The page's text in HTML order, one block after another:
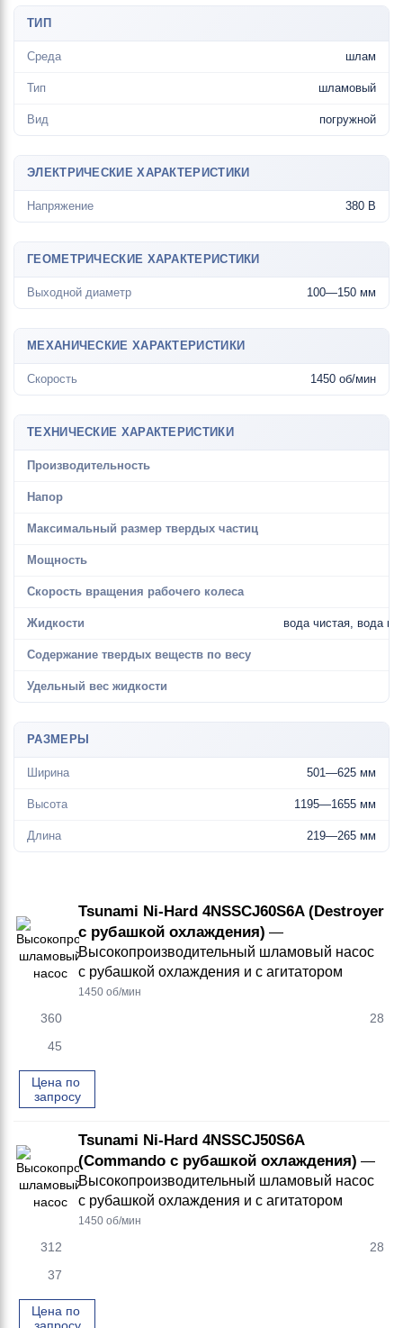
ТИП
Среда шлам
Тип шламовый
Вид погружной
ЭЛЕКТРИЧЕСКИЕ ХАРАКТЕРИСТИКИ
Напряжение 380 В
ГЕОМЕТРИЧЕСКИЕ ХАРАКТЕРИСТИКИ
Выходной диаметр 100—150 мм
МЕХАНИЧЕСКИЕ ХАРАКТЕРИСТИКИ
Скорость 1450 об/мин
ТЕХНИЧЕСКИЕ ХАРАКТЕРИСТИКИ
Производительность
Напор
Максимальный размер твердых частиц
Мощность
Скорость вращения рабочего колеса
Жидкости вода чистая, вода
Содержание твердых веществ по весу
Удельный вес жидкости
РАЗМЕРЫ
Ширина 501—625 мм
Высота 1195—1655 мм
Длина 219—265 мм
Tsunami Ni-Hard 4NSSCJ60S6A (Destroyer
с рубашкой охлаждения) —
Высокопроизводительный шламовый насос
с рубашкой охлаждения и с агитатором
1450 об/мин
360
28
45
Цена по
запросу
Tsunami Ni-Hard 4NSSCJ50S6A
(Commando с рубашкой охлаждения) —
Высокопроизводительный шламовый насос
с рубашкой охлаждения и с агитатором
1450 об/мин
312
28
37
Цена по